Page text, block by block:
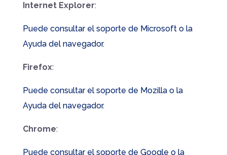
Internet Explorer:
Puede consultar el soporte de Microsoft o la
Ayuda del navegador.
Firefox:
Puede consultar el soporte de Mozilla o la
Ayuda del navegador.
Chrome:
Puede consultar el soporte de Google o la